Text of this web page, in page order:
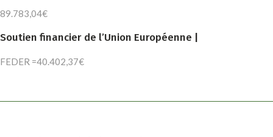
89.783,04€
Soutien financier de l’Union Européenne |
FEDER =40.402,37€